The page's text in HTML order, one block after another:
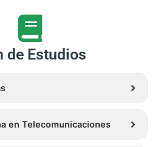
de Estudios
en Telecomunicaciones